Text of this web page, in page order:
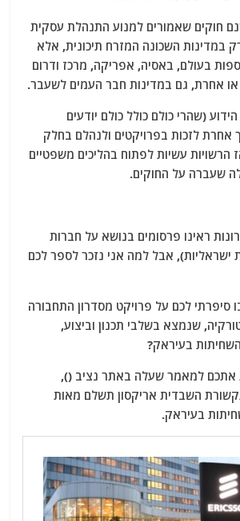
חוקים שאמורים למנוע התנהלת עסקית
במדינות השכונה המזרח תיכונית, אלא
בעולם, באסיה, אפריקה, מרכז ודרום
או אחרת, גם במדינות חבר העמים לשעבר.
(שהרי כולם כולל כולם יודעים
אחרת לזכות בפרויקטים ולנהלם בחלק
הרשויות עשיות לפתוח בהליכים משפטיים
שעברה על החוקים.
ראינו פרסומים בנושא על חברות
ישראליות), אבל למה אני נזכר לספר לכם
סיפרתי לכם על פרויקט מסדרון התחבורה
שנמצא בשלבי תכנון וביצוע,
בעיראק?
אתכם למאמר שעלה באתר נציב (),
השבדית אריקסון תשלם מאות
בעיראק.